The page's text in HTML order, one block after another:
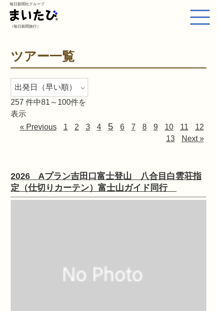
毎日新聞社グループ
（毎日新聞旅行）
ツアー一覧
257 件中81～100件を
表示
« Previous
1 2 3 4 5 6 7 8 9 10 11
12
13
Next »
2026 Aプラン吉田口富士登山 八合目白雲荘指
定（仕切りカーテン）富士山ガイド同行